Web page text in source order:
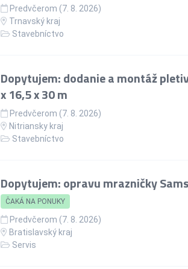
Predvčerom (7. 8. 2026)
Trnavský kraj
Stavebníctvo
Dopytujem: dodanie a montáž
x 16,5 x 30 m
Predvčerom (7. 8. 2026)
Nitriansky kraj
Stavebníctvo
Dopytujem: opravu mrazničky
ČAKÁ NA PONUKY
Predvčerom (7. 8. 2026)
Bratislavský kraj
Servis